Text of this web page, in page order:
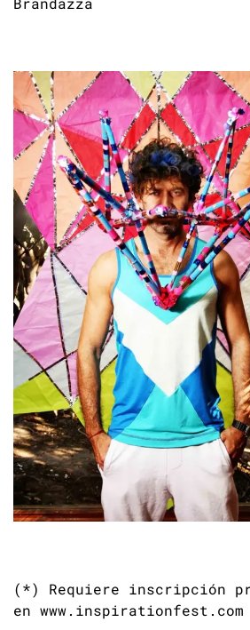
(*) Requiere inscripción
en www.inspirationfest.com